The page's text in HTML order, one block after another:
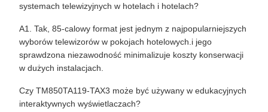
systemach telewizyjnych w hotelach i hotelach?
A1. Tak, 85-calowy format jest jednym z najpopularniejszych
wyborów telewizorów w pokojach hotelowych.i jego
sprawdzona niezawodność minimalizuje koszty konserwacji
w dużych instalacjach.
Czy TM850TA119-TAX3 może być używany w edukacyjnych
interaktywnych wyświetlaczach?